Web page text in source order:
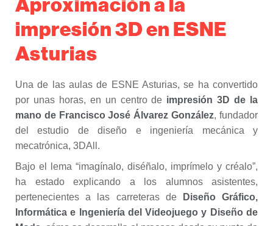
impresión 3D en ESNE
Asturias
Una de las aulas de ESNE Asturias, se ha convertido
por unas horas, en un centro de impresión 3D de la
mano de Francisco José Álvarez González, fundador
del estudio de diseño e ingeniería mecánica y
mecatrónica, 3DAll.
Bajo el lema “imagínalo, diséñalo, imprímelo y créalo”,
ha estado explicando a los alumnos asistentes,
pertenecientes a las carreteras deDiseño Gráfico,
Informática e Ingeniería del Videojuego y Diseño de